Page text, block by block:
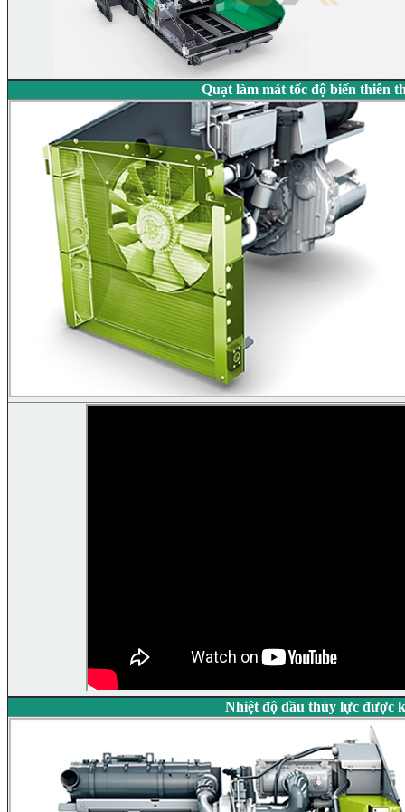
Quạt làm mát tốc độ biến thiên
Nhiệt độ dầu thủy lực được